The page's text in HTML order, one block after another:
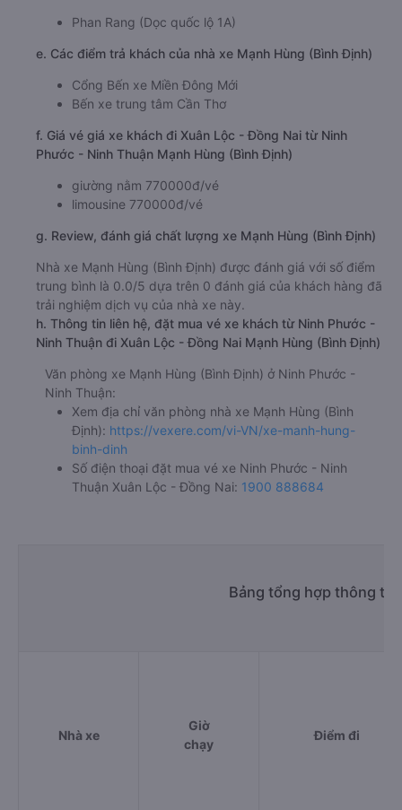
Phan Rang (Dọc quốc lộ 1A)
e. Các điểm trả khách của nhà xe Mạnh Hùng (Bình Định)
Cổng Bến xe Miền Đông Mới
Bến xe trung tâm Cần Thơ
f. Giá vé giá xe khách đi Xuân Lộc - Đồng Nai từ Ninh
Phước - Ninh Thuận Mạnh Hùng (Bình Định)
giường nằm 770000đ/vé
limousine 770000đ/vé
g. Review, đánh giá chất lượng xe Mạnh Hùng (Bình Định)
Nhà xe Mạnh Hùng (Bình Định) được đánh giá với số điểm
trung bình là 0.0/5 dựa trên 0 đánh giá của khách hàng đã
trải nghiệm dịch vụ của nhà xe này.
h. Thông tin liên hệ, đặt mua vé xe khách từ Ninh Phước -
Ninh Thuận đi Xuân Lộc - Đồng Nai Mạnh Hùng (Bình Định)
Văn phòng xe Mạnh Hùng (Bình Định) ở Ninh Phước -
Ninh Thuận:
Xem địa chỉ văn phòng nhà xe Mạnh Hùng (Bình
Định): https://vexere.com/vi-VN/xe-manh-hung-
binh-dinh
Số điện thoại đặt mua vé xe Ninh Phước - Ninh
Thuận Xuân Lộc - Đồng Nai: 1900 888684
Bảng tổng hợp thông
Nhà xe
Giờ
chạy
Điểm đi